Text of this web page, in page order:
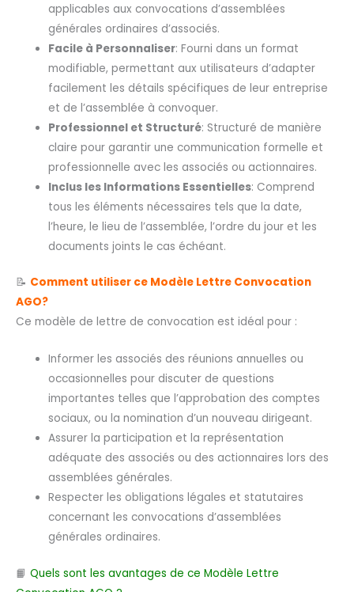
applicables aux convocations d’assemblées
générales ordinaires d’associés.
Facile à Personnaliser: Fourni dans un format
modifiable, permettant aux utilisateurs d’adapter
facilement les détails spécifiques de leur entreprise
et de l’assemblée à convoquer.
Professionnel et Structuré: Structuré de manière
claire pour garantir une communication formelle et
professionnelle avec les associés ou actionnaires.
Inclus les Informations Essentielles: Comprend
tous les éléments nécessaires tels que la date,
l’heure, le lieu de l’assemblée, l’ordre du jour et les
documents joints le cas échéant.
📝 Comment utiliser ce Modèle Lettre Convocation
AGO?
Ce modèle de lettre de convocation est idéal pour :
Informer les associés des réunions annuelles ou
occasionnelles pour discuter de questions
importantes telles que l’approbation des comptes
sociaux, ou la nomination d’un nouveau dirigeant.
Assurer la participation et la représentation
adéquate des associés ou des actionnaires lors des
assemblées générales.
Respecter les obligations légales et statutaires
concernant les convocations d’assemblées
générales ordinaires.
📙 Quels sont les avantages de ce Modèle Lettre